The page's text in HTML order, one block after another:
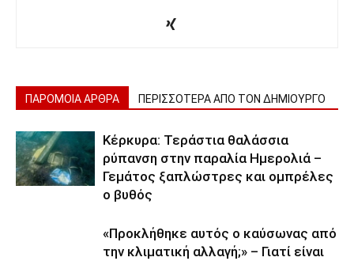
ΠΑΡΟΜΟΙΑ ΑΡΘΡΑ ΠΕΡΙΣΣΟΤΕΡΑ ΑΠΟ ΤΟΝ ΔΗΜΙΟΥΡΓΟ
Κέρκυρα: Τεράστια θαλάσσια
ρύπανση στην παραλία Ημερολιά –
Γεμάτος ξαπλώστρες και ομπρέλες
ο βυθός
«Προκλήθηκε αυτός ο καύσωνας από
την κλιματική αλλαγή;» – Γιατί είναι